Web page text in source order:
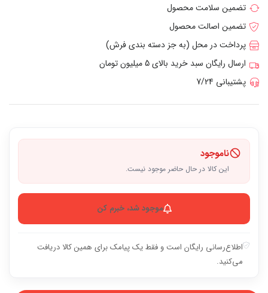
تضمین سلامت محصول
تضمین اصالت محصول
پرداخت در محل (به جز دسته بندی فرش)
ارسال رایگان سبد خرید بالای 5 میلیون تومان
پشتیبانی 7/24
ناموجود
این کالا در حال حاضر موجود نیست.
موجود شد، خبرم کن
اطلاع‌رسانی رایگان است و فقط یک پیامک برای همین کالا دریافت
می‌کنید.